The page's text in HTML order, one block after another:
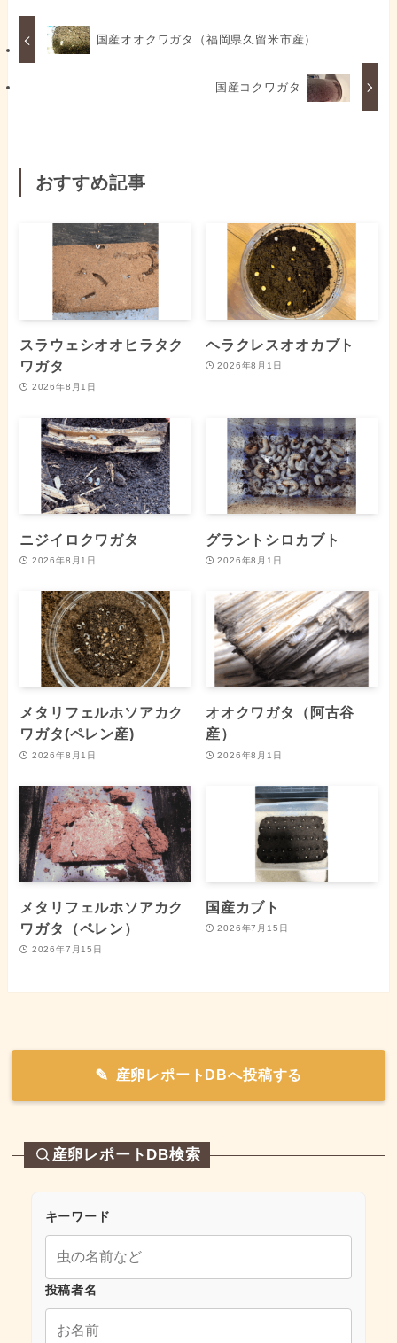
国産オオクワガタ（福岡県久留米市産）
国産コクワガタ
おすすめ記事
スラウェシオオヒラタク
ワガタ
2026年8月1日
ヘラクレスオオカブト
2026年8月1日
ニジイロクワガタ
2026年8月1日
グラントシロカブト
2026年8月1日
メタリフェルホソアカク
ワガタ(ペレン産)
2026年8月1日
オオクワガタ（阿古谷
産）
2026年8月1日
メタリフェルホソアカク
ワガタ（ペレン）
2026年7月15日
国産カブト
2026年7月15日
産卵レポートDBへ投稿する
産卵レポートDB検索
キーワード
投稿者名